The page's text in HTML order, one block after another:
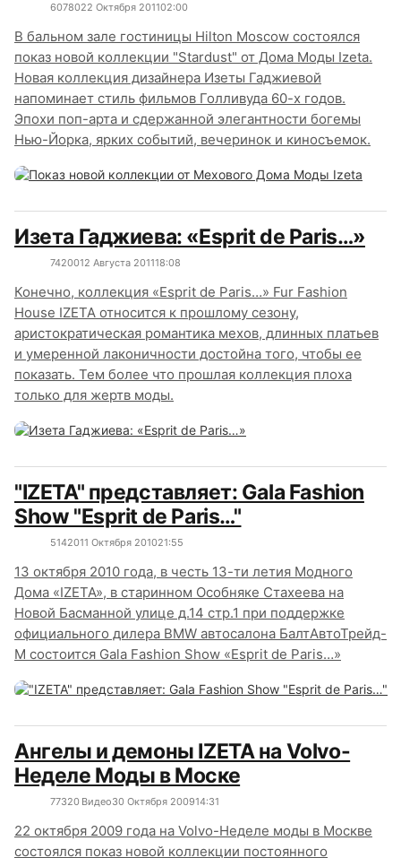
6078022 Октября 201102:00
В бальном зале гостиницы Hilton Moscow состоялся
показ новой коллекции "Stardust" от Дома Моды Izeta.
Новая коллекция дизайнера Изеты Гаджиевой
напоминает стиль фильмов Голливуда 60-х годов.
Эпохи поп-арта и сдержанной элегантности богемы
Нью-Йорка, ярких событий, вечеринок и киносъемок.
Изета Гаджиева: «Esprit de Paris…»
7420012 Августа 201118:08
Конечно, коллекция «Esprit de Paris…» Fur Fashion
House IZETA относится к прошлому сезону,
аристократическая романтика мехов, длинных платьев
и умеренной лаконичности достойна того, чтобы ее
показать. Тем более что прошлая коллекция плоха
только для жертв моды.
"IZETA" представляет: Gala Fashion
Show "Esprit de Paris…"
5142011 Октября 201021:55
13 октября 2010 года, в честь 13-ти летия Модного
Дома «IZETA», в старинном Особняке Стахеева на
Новой Басманной улице д.14 стр.1 при поддержке
официального дилера BMW автосалона БалтАвтоТрейд-
М состоится Gala Fashion Show «Esprit de Paris…»
Ангелы и демоны IZETA на Volvo-
Неделе Моды в Моске
77320 Видео30 Октября 200914:31
22 октября 2009 года на Volvo-Неделе моды в Москве
состоялся показ новой коллекции постоянного